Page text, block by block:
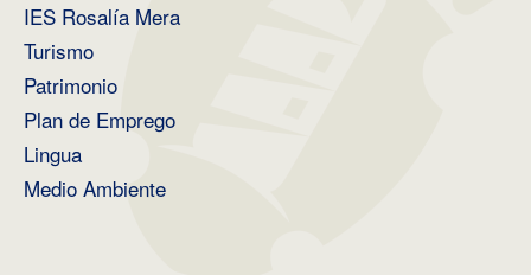
IES Rosalía Mera
Turismo
Patrimonio
Plan de Emprego
Lingua
Medio Ambiente